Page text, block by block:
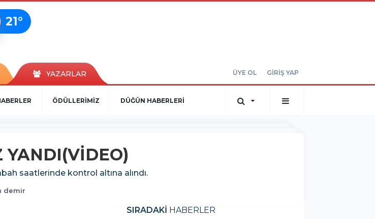
21°
YAZARLAR ÜYE OL GİRİŞ YAP
ÖDÜLLERİMİZ DÜĞÜN HABERLERİ
YANDI(VİDEO)
saatlerinde kontrol altına alındı.
demir
SIRADAKİ HABERLER